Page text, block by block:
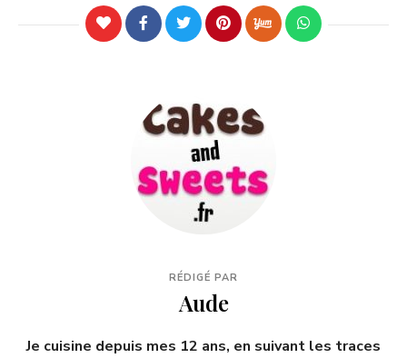
RÉDIGÉ PAR
Aude
Je cuisine depuis mes 12 ans, en suivant les traces